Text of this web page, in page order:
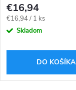
€16,94
Jednotková
cena:
€16,94 / 1 ks
Skladom
DO KOŠÍKA